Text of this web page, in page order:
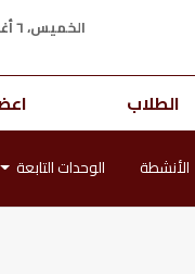
الخميس، ٦ أغسطس ٢٠٢٦ م
الطلاب
الأنشطة الوحدات التابعة